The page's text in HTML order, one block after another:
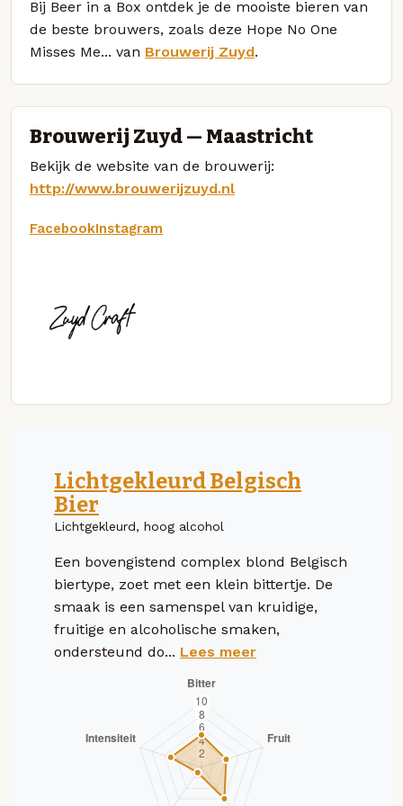
Bij Beer in a Box ontdek je de mooiste bieren van
de beste brouwers, zoals deze Hope No One
Misses Me... van Brouwerij Zuyd.
Brouwerij Zuyd — Maastricht
Bekijk de website van de brouwerij:
http://www.brouwerijzuyd.nl
FacebookInstagram
Lichtgekleurd Belgisch
Bier
Lichtgekleurd, hoog alcohol
Een bovengistend complex blond Belgisch
biertype, zoet met een klein bittertje. De
smaak is een samenspel van kruidige,
fruitige en alcoholische smaken,
ondersteund do... Lees meer